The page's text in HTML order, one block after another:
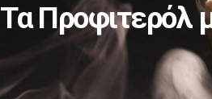
Tα Προφιτερόλ